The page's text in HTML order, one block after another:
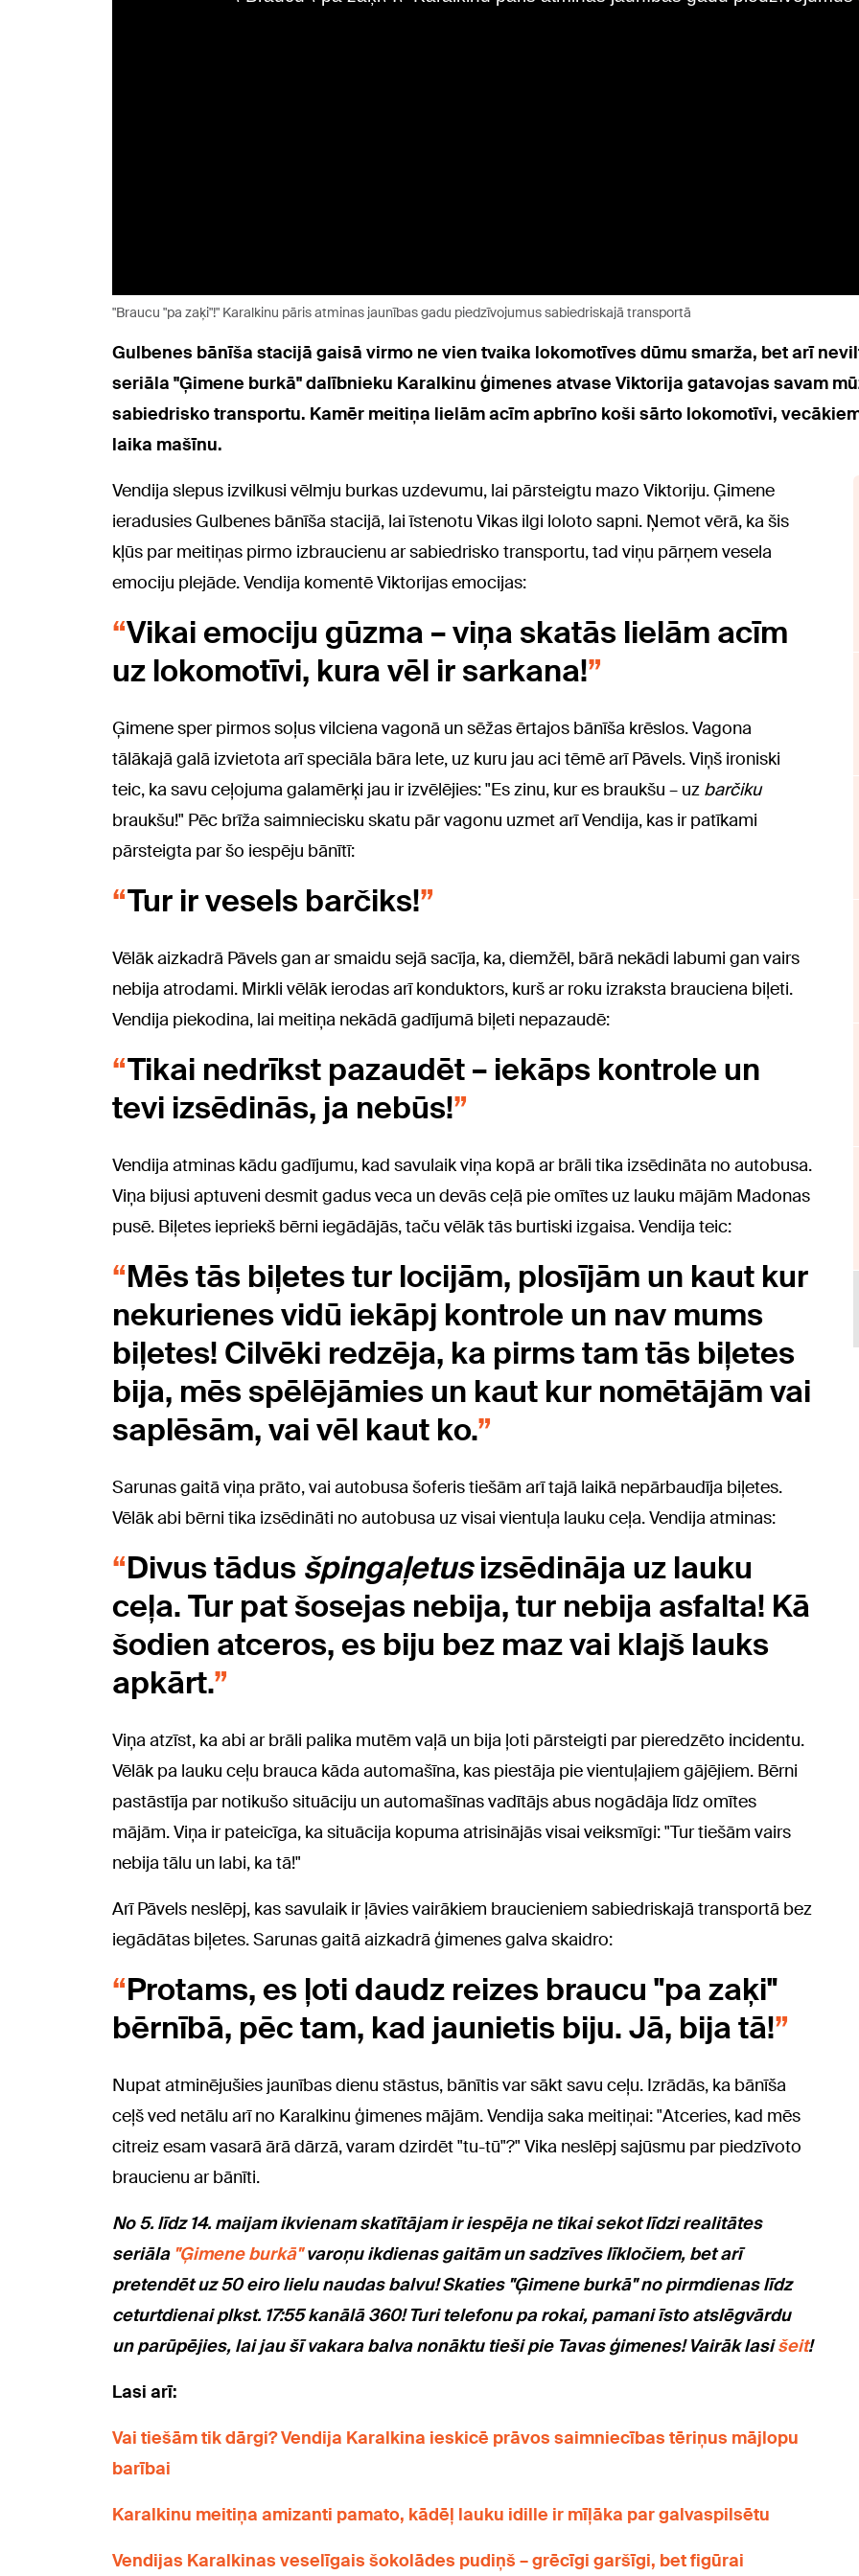
"Braucu "pa zaķi"!" Karalkinu pāris atminas jaunības gadu piedzīvojumus sabiedriskajā transportā
Gulbenes bānīša stacijā gaisā virmo ne vien tvaika lokomotīves dūmu smarža, bet arī
seriāla "Ģimene burkā" dalībnieku Karalkinu ģimenes atvase Viktorija gatavojas savam
sabiedrisko transportu. Kamēr meitiņa lielām acīm apbrīno koši sārto lokomotīvi,
laika mašīnu.
Vendija slepus izvilkusi vēlmju burkas uzdevumu, lai pārsteigtu mazo Viktoriju. Ģimene
ieradusies Gulbenes bānīša stacijā, lai īstenotu Vikas ilgi loloto sapni. Ņemot vērā, ka šis
kļūs par meitiņas pirmo izbraucienu ar sabiedrisko transportu, tad viņu pārņem vesela
emociju plejāde. Vendija komentē Viktorijas emocijas:
Vikai emociju gūzma – viņa skatās lielām acīm
uz lokomotīvi, kura vēl ir sarkana!
Ģimene sper pirmos soļus vilciena vagonā un sēžas ērtajos bānīša krēslos. Vagona
tālākajā galā izvietota arī speciāla bāra lete, uz kuru jau aci tēmē arī Pāvels. Viņš ironiski
teic, ka savu ceļojuma galamērķi jau ir izvēlējies: "Es zinu, kur es braukšu – uz barčiku
braukšu!" Pēc brīža saimniecisku skatu pār vagonu uzmet arī Vendija, kas ir patīkami
pārsteigta par šo iespēju bānītī:
Tur ir vesels barčiks!
Vēlāk aizkadrā Pāvels gan ar smaidu sejā sacīja, ka, diemžēl, bārā nekādi labumi gan vairs
nebija atrodami. Mirkli vēlāk ierodas arī konduktors, kurš ar roku izraksta brauciena biļeti.
Vendija piekodina, lai meitiņa nekādā gadījumā biļeti nepazaudē:
Tikai nedrīkst pazaudēt – iekāps kontrole un
tevi izsēdinās, ja nebūs!
Vendija atminas kādu gadījumu, kad savulaik viņa kopā ar brāli tika izsēdināta no autobusa.
Viņa bijusi aptuveni desmit gadus veca un devās ceļā pie omītes uz lauku mājām Madonas
pusē. Biļetes iepriekš bērni iegādājās, taču vēlāk tās burtiski izgaisa. Vendija teic:
Mēs tās biļetes tur locijām, plosījām un kaut kur
nekurienes vidū iekāpj kontrole un nav mums
biļetes! Cilvēki redzēja, ka pirms tam tās biļetes
bija, mēs spēlējāmies un kaut kur nomētājām vai
saplēsām, vai vēl kaut ko.
Sarunas gaitā viņa prāto, vai autobusa šoferis tiešām arī tajā laikā nepārbaudīja biļetes.
Vēlāk abi bērni tika izsēdināti no autobusa uz visai vientuļa lauku ceļa. Vendija atminas:
Divus tādus špingaļetusizsēdināja uz lauku
ceļa. Tur pat šosejas nebija, tur nebija asfalta! Kā
šodien atceros, es biju bez maz vai klajš lauks
apkārt.
Viņa atzīst, ka abi ar brāli palika mutēm vaļā un bija ļoti pārsteigti par pieredzēto incidentu.
Vēlāk pa lauku ceļu brauca kāda automašīna, kas piestāja pie vientuļajiem gājējiem. Bērni
pastāstīja par notikušo situāciju un automašīnas vadītājs abus nogādāja līdz omītes
mājām. Viņa ir pateicīga, ka situācija kopuma atrisinājās visai veiksmīgi: "Tur tiešām vairs
nebija tālu un labi, ka tā!"
Arī Pāvels neslēpj, kas savulaik ir ļāvies vairākiem braucieniem sabiedriskajā transportā bez
iegādātas biļetes. Sarunas gaitā aizkadrā ģimenes galva skaidro:
Protams, es ļoti daudz reizes braucu "pa zaķi"
bērnībā, pēc tam, kad jaunietis biju. Jā, bija tā!
Nupat atminējušies jaunības dienu stāstus, bānītis var sākt savu ceļu. Izrādās, ka bānīša
ceļš ved netālu arī no Karalkinu ģimenes mājām. Vendija saka meitiņai: "Atceries, kad mēs
citreiz esam vasarā ārā dārzā, varam dzirdēt "tu-tū"?" Vika neslēpj sajūsmu par piedzīvoto
braucienu ar bānīti.
No 5. līdz 14. maijam ikvienam skatītājam ir iespēja ne tikai sekot līdzi realitātes
seriāla "Ģimene burkā"varoņu ikdienas gaitām un sadzīves līkločiem, bet arī
pretendēt uz 50 eiro lielu naudas balvu! Skaties "Ģimene burkā" no pirmdienas līdz
ceturtdienai plkst. 17:55 kanālā 360! Turi telefonu pa rokai, pamani īsto atslēgvārdu
un parūpējies, lai jau šī vakara balva nonāktu tieši pie Tavas ģimenes! Vairāk lasišeit!
Lasi arī:
Vai tiešām tik dārgi? Vendija Karalkina ieskicē prāvos saimniecības tēriņus mājlopu
barībai
Karalkinu meitiņa amizanti pamato, kādēļ lauku idille ir mīļāka par galvaspilsētu
Vendijas Karalkinas veselīgais šokolādes pudiņš – grēcīgi garšīgi, bet figūrai